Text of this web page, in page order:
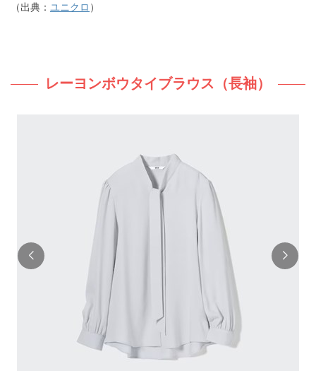
（出典： ユニクロ ）
レーヨンボウタイブラウス（長袖）